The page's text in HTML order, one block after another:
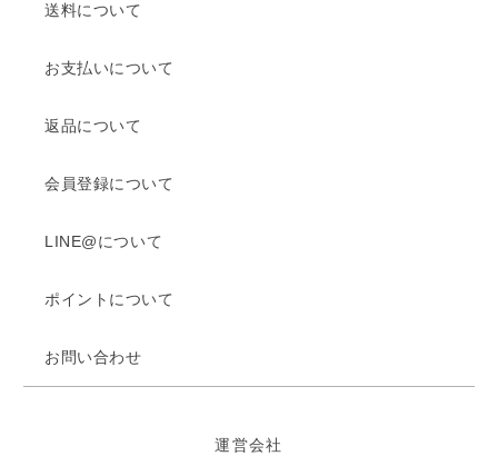
送料について
お支払いについて
返品について
会員登録について
LINE@について
ポイントについて
お問い合わせ
運営会社